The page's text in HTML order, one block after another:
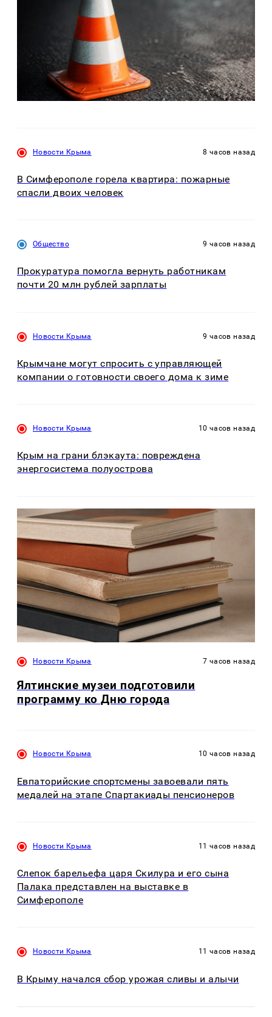
Новости Крыма 8 часов назад
В Симферополе горела квартира: пожарные
спасли двоих человек
Общество 9 часов назад
Прокуратура помогла вернуть работникам
почти 20 млн рублей зарплаты
Новости Крыма 9 часов назад
Крымчане могут спросить с управляющей
компании о готовности своего дома к зиме
Новости Крыма 10 часов назад
Крым на грани блэкаута: повреждена
энергосистема полуострова
Новости Крыма 7 часов назад
Ялтинские музеи подготовили
программу ко Дню города
Новости Крыма 10 часов назад
Евпаторийские спортсмены завоевали пять
медалей на этапе Спартакиады пенсионеров
Новости Крыма 11 часов назад
Слепок барельефа царя Скилура и его сына
Палака представлен на выставке в
Симферополе
Новости Крыма 11 часов назад
В Крыму начался сбор урожая сливы и алычи